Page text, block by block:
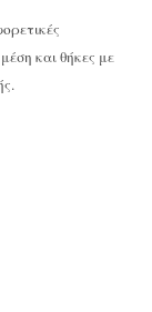
και θήκες με